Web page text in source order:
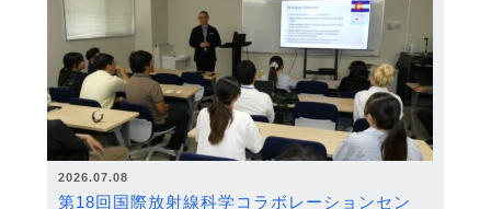
2026.07.08
第18回国際放射線科学コラボレーションセン